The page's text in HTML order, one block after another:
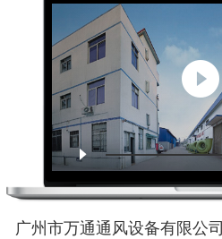
广州市万通通风设备有限公司